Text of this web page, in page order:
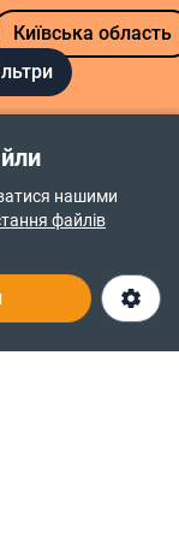
нашими
файлів
Київська область